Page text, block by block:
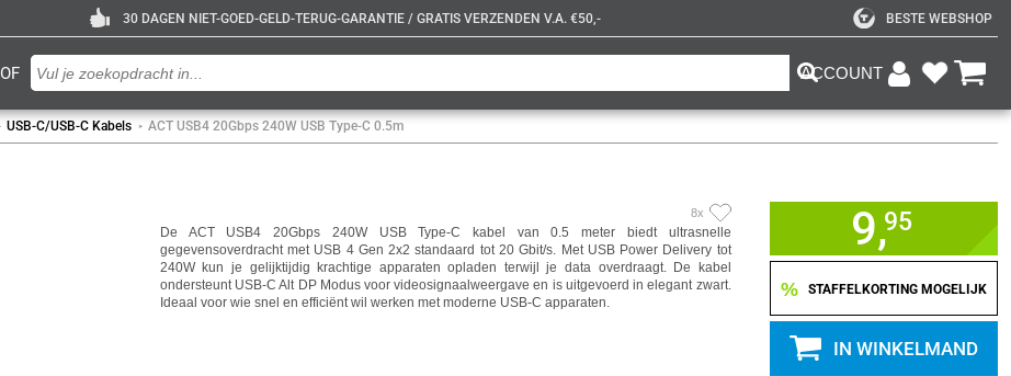
30 DAGEN NIET-GOED-GELD-TERUG-GARANTIE / GRATIS VERZENDEN V.A. €50,- BESTE WEBSHOP
OF ACCOUNT
USB-C/USB-C Kabels ACT USB4 20Gbps 240W USB Type-C 0.5m
8x
De ACT USB4 20Gbps 240W USB Type-C kabel van 0.5 meter biedt ultrasnelle
gegevensoverdracht met USB 4 Gen 2x2 standaard tot 20 Gbit/s. Met USB Power Delivery tot
240W kun je gelijktijdig krachtige apparaten opladen terwijl je data overdraagt. De kabel
ondersteunt USB-C Alt DP Modus voor videosignaalweergave en is uitgevoerd in elegant zwart.
Ideaal voor wie snel en efficiënt wil werken met moderne USB-C apparaten.
9,95
% STAFFELKORTING MOGELIJK
IN WINKELMAND